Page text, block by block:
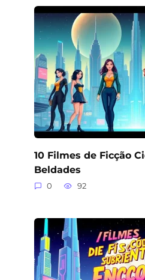
10 Filmes de Ficção
Beldades
0 92